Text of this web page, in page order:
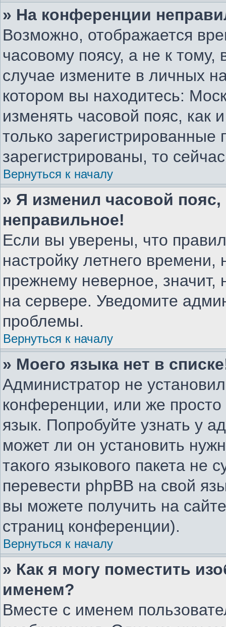
» На конференции
Возможно, отображается
часовому поясу, а не к
случае измените в личных
котором вы находитесь:
изменять часовой пояс, как
только
зарегистрированы, то
Вернуться к началу
» Я изменил часовой
неправильное!
Если вы уверены, что
настройку летнего
прежнему неверное, значит,
на сервере. Уведомите
проблемы.
Вернуться к началу
» Моего языка нет в
Администратор не
конференции, или же
язык. Попробуйте узнать у
может ли он установить
такого языкового пакета не
перевести phpBB на свой
вы можете получить на
страниц конференции).
Вернуться к началу
» Как я могу поместить
именем?
Вместе с именем